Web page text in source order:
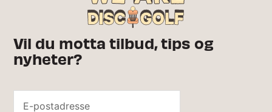
Vil du motta tilbud, tips og
nyheter?